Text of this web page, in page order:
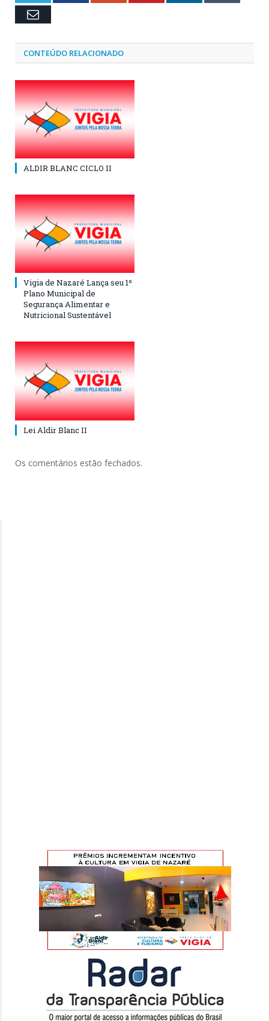
Email
CONTEÚDO RELACIONADO
ALDIR BLANC CICLO II
Vigia de Nazaré Lança seu 1º
Plano Municipal de
Segurança Alimentar e
Nutricional Sustentável
Lei Aldir Blanc II
Os comentários estão fechados.